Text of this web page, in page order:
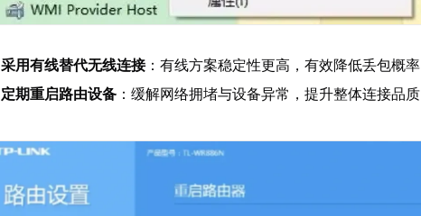
采用有线替代无线连接：有线方案稳定性更高，有效降低丢包概率
定期重启路由设备 ：缓解网络拥堵与设备异常，提升整体连接品质